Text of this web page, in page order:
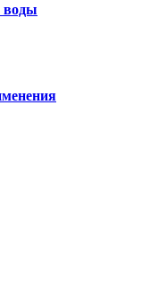
воды